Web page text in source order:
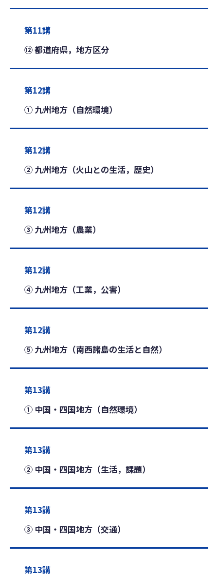
第11講
⑫ 都道府県，地方区分
第12講
① 九州地方（自然環境）
第12講
② 九州地方（火山との生活，歴史）
第12講
③ 九州地方（農業）
第12講
④ 九州地方（工業，公害）
第12講
⑤ 九州地方（南西諸島の生活と自然）
第13講
① 中国・四国地方（自然環境）
第13講
② 中国・四国地方（生活，課題）
第13講
③ 中国・四国地方（交通）
第13講